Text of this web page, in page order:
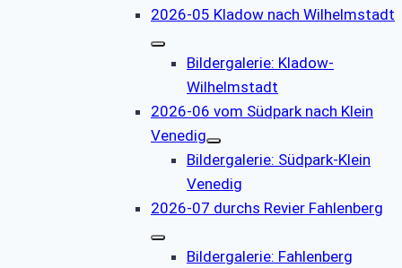
2026-05 Kladow nach Wilhelmstadt
Bildergalerie: Kladow-
Wilhelmstadt
2026-06 vom Südpark nach Klein
Venedig
Bildergalerie: Südpark-Klein
Venedig
2026-07 durchs Revier Fahlenberg
Bildergalerie: Fahlenberg